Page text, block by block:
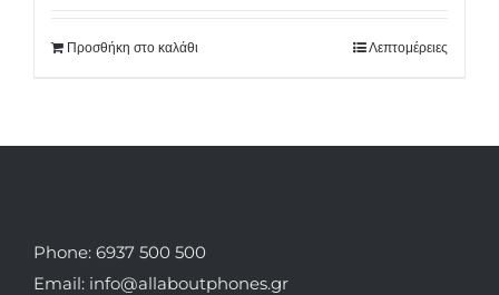
Προσθήκη στο καλάθι Λεπτομέρειες
Phone: 6937 500 500
Email: info@allaboutphones.gr